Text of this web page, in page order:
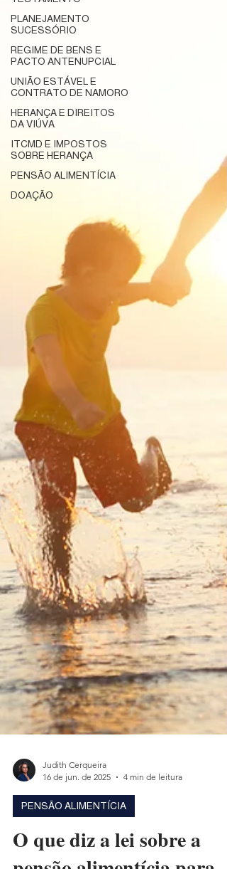
PLANEJAMENTO
SUCESSÓRIO
REGIME DE BENS E
PACTO ANTENUPCIAL
UNIÃO ESTÁVEL E
CONTRATO DE NAMORO
HERANÇA E DIREITOS
DA VIÚVA
ITCMD E IMPOSTOS
SOBRE HERANÇA
PENSÃO ALIMENTÍCIA
DOAÇÃO
Judith Cerqueira
PENSÃO ALIMENTÍCIA
O que diz a lei sobre a